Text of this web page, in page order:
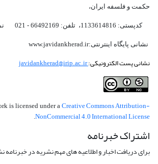
حکمت و فلسفه ایران،‌
کدپستی: 1133614816، تلفن: 66492169 - 021 نمابر: 66962700 - 021
نشانی پایگاه اینترنتی:www.javidankherad.ir
نشانی پست الکترونیکی:javidankherad@irip.ac.ir
is licensed under a Creative Commons Attribution-
NonCommercial 4.0 International License
اشتراک خبرنامه
برای دریافت اخبار و اطلاعیه های مهم نشریه در